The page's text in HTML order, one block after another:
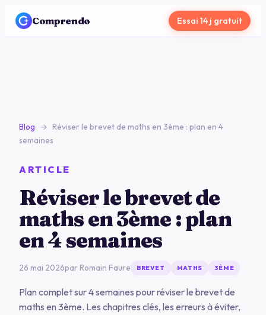
Comprendo Essai 14 j gratuit
Blog → Réviser le brevet de maths en 3ème : plan en 4
semaines
ARTICLE
Réviser le brevet de
maths en 3ème : plan
en 4 semaines
26 mai 2026par Romain Faure BREVET MATHS 3ÈME
Plan complet sur 4 semaines pour réviser le brevet de
maths en 3ème. Les chapitres clés, les erreurs à éviter,